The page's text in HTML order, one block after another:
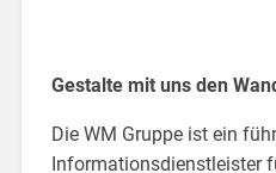
Gestalte mit uns den
Die WM Gruppe ist ein
Informationsdienstleister